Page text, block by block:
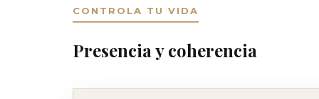
CONTROLA TU VIDA
Presencia y coherencia